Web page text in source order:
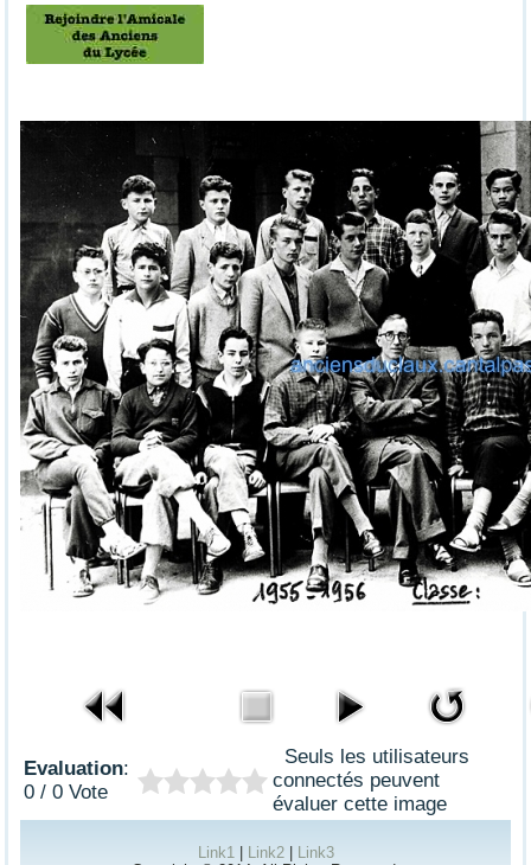
Evaluation:
0 / 0 Vote
Seuls les utilisateurs
connectés peuvent
évaluer cette image
Link1| Link2|
Link3